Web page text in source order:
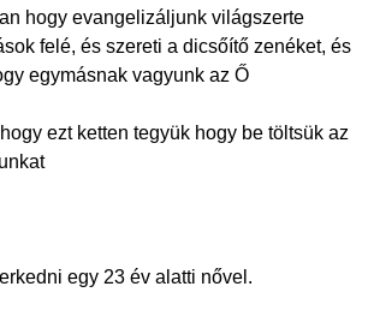
hogy evangelizáljunk világszerte
felé, és szereti a dicsőítő zenéket, és
egymásnak vagyunk az Ő
ezt ketten tegyük hogy be töltsük az
egy 23 év alatti nővel.